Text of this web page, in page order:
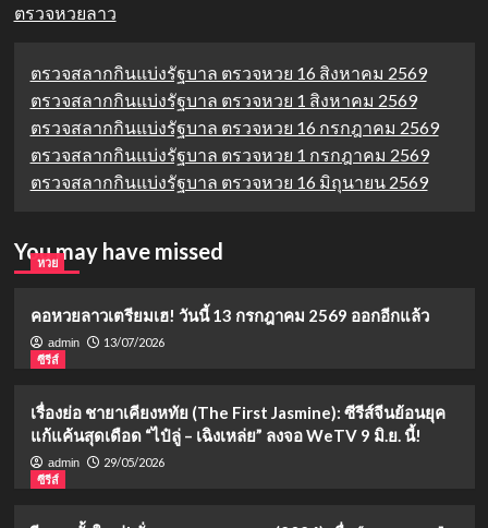
ตรวจหวยลาว
ตรวจสลากกินแบ่งรัฐบาล ตรวจหวย 16 สิงหาคม 2569
ตรวจสลากกินแบ่งรัฐบาล ตรวจหวย 1 สิงหาคม 2569
ตรวจสลากกินแบ่งรัฐบาล ตรวจหวย 16 กรกฎาคม 2569
ตรวจสลากกินแบ่งรัฐบาล ตรวจหวย 1 กรกฎาคม 2569
ตรวจสลากกินแบ่งรัฐบาล ตรวจหวย 16 มิถุนายน 2569
You may have missed
หวย
คอหวยลาวเตรียมเฮ! วันนี้ 13 กรกฎาคม 2569 ออกอีกแล้ว
admin
13/07/2026
ซีรีส์
เรื่องย่อ ชายาเคียงหทัย (The First Jasmine): ซีรีส์จีนย้อนยุค
แก้แค้นสุดเดือด “ไป๋ลู่ – เฉิงเหล่ย” ลงจอ WeTV 9 มิ.ย. นี้!
admin
29/05/2026
ซีรีส์